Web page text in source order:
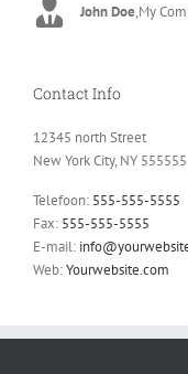
John Doe,My
Luke Beck,Theme
Contact Info
12345 north Street
New York City, NY 555555
Telefoon: 555-555-5555
Fax: 555-555-5555
E-mail:
Web:Yourwebsite.com